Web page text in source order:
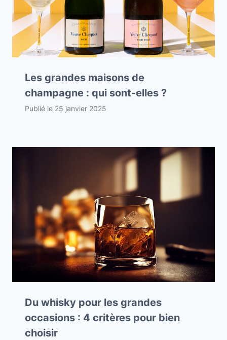
Les grandes maisons de
champagne : qui sont-elles ?
Publié le 25 janvier 2025
Du whisky pour les grandes
occasions : 4 critères pour bien
choisir